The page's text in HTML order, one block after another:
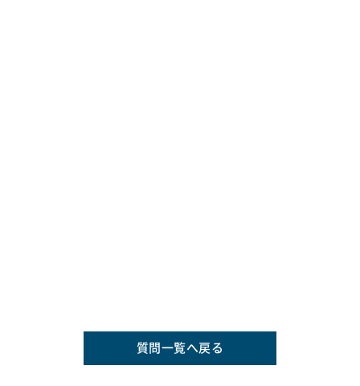
質問一覧へ戻る